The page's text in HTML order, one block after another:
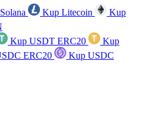
Kup Litecoin
Kup
Kup USDT ERC20
Kup
ERC20
Kup USDC